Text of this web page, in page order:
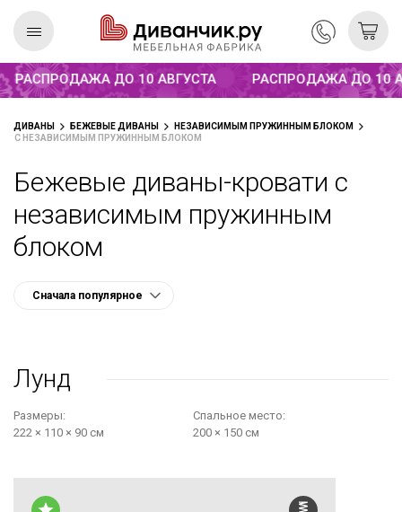
Распродажа до 10 августа
ДО 10 АВГУСТА
РАСПРОДАЖА ДО 10
ДИВАНЫ БЕЖЕВЫЕ ДИВАНЫ
НЕЗАВИСИМЫМ ПРУЖИННЫМ БЛОКОМ
С НЕЗАВИСИМЫМ ПРУЖИННЫМ БЛОКОМ
Бежевые диваны-кровати с
независимым пружинным
блоком
Лунд
Размеры:
222 × 110 × 90 см
Cпальное место:
200 × 150 см
коллекция